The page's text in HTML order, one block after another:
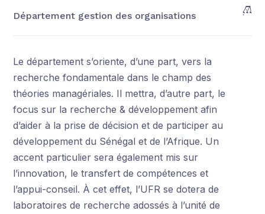
Département gestion des organisations
Le département s’oriente, d’une part, vers la
recherche fondamentale dans le champ des
théories managériales. Il mettra, d’autre part, le
focus sur la recherche & développement afin
d’aider à la prise de décision et de participer au
développement du Sénégal et de l’Afrique. Un
accent particulier sera également mis sur
l’innovation, le transfert de compétences et
l’appui-conseil. À cet effet, l’UFR se dotera de
laboratoires de recherche adossés à l’unité de